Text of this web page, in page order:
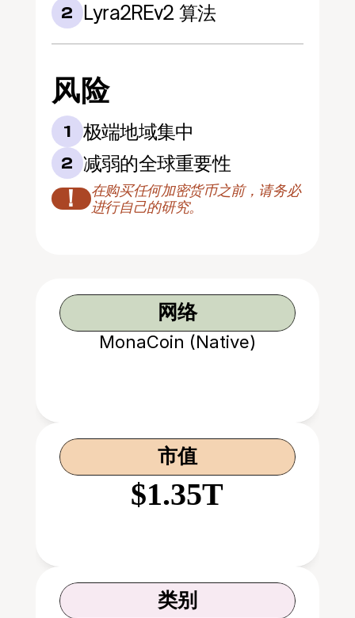
2 Lyra2REv2 算法
风险
1 极端地域集中
2 减弱的全球重要性
！
在购买任何加密货币之前，请务必
进行自己的研究。
网络
MonaCoin (Native)
市值
$1.35T
类别